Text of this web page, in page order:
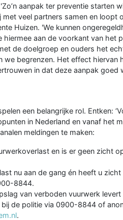
aanpak ter preventie starten
met veel partners samen en
Huizen. 'We kunnen
hiermee aan de voorkant van het
de doelgroep en ouders het
we begrenzen. Het effect hiervan
in dat deze aanpak goed
een belangrijke rol. Entken:
in Nederland en vanaf het
meldingen te maken:
en is er geen zicht
nu aan de gang én heeft u
8844.
van verboden vuurwerk
de politie via 0900-8844 of
.